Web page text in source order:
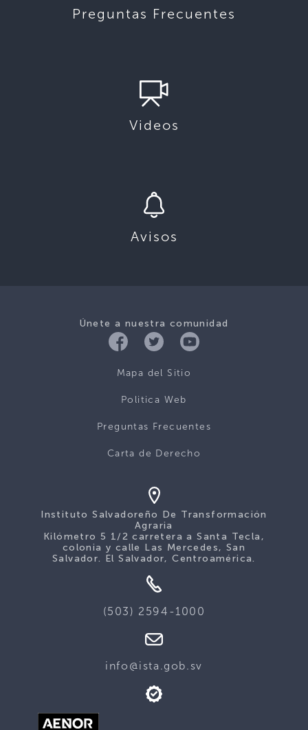
Preguntas Frecuentes
Videos
Avisos
Únete a nuestra comunidad
Mapa del Sitio
Politica Web
Preguntas Frecuentes
Carta de Derecho
Instituto Salvadoreño De Transformación
Agraria
Kilómetro 5 1/2 carretera a Santa Tecla,
colonia y calle Las Mercedes, San
Salvador. El Salvador, Centroamérica.
(503) 2594-1000
info@ista.gob.sv